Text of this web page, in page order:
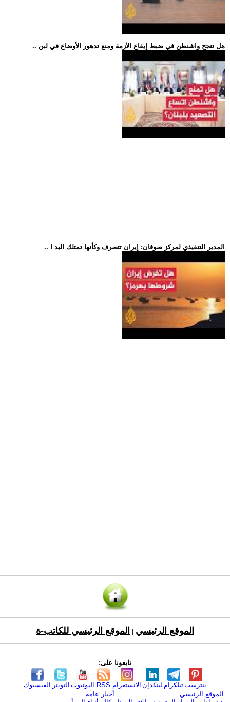
.. هل تنجح واشنطن في ضبط إيقاع الأزمة ومنع تدهور الأوضاع في لبن
.. المدير التنفيذي لمركز صوفان: إيران تتصرف وكأنها تمتلك اليد ا
الموقع الرئيسي الموقع الرئيسي للكاتب-ة
تابعونا على:
الفيسبوك التويتر اليوتيوب RSS الانستغرام لينكدإن تيلكرامبنترست
الموقع الرئيسي
أخبار عامة